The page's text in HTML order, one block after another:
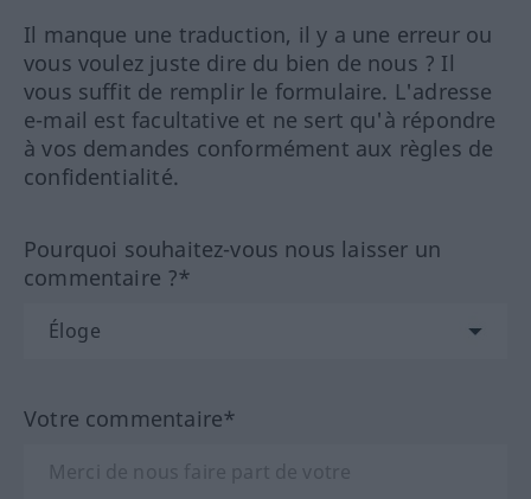
Il manque une traduction, il y a une erreur ou
vous voulez juste dire du bien de nous ? Il
vous suffit de remplir le formulaire. L'adresse
e-mail est facultative et ne sert qu'à répondre
à vos demandes conformément aux règles de
confidentialité.
Pourquoi souhaitez-vous nous laisser un
commentaire ?*
Votre commentaire*